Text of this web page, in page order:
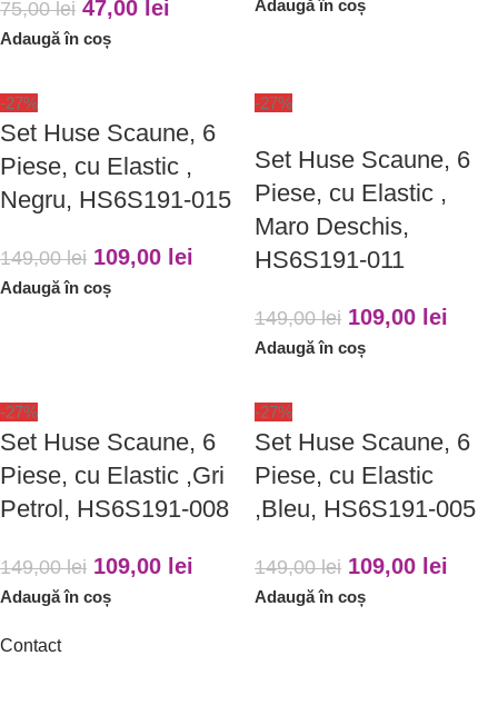
75,00lei 47,00 lei
Adaugă în coș
Adaugă în coș
-27%
Set Huse Scaune, 6
Piese, cu Elastic ,
Negru, HS6S191-015
149,00lei 109,00 lei
Adaugă în coș
-27%
Set Huse Scaune, 6
Piese, cu Elastic ,
Maro Deschis,
HS6S191-011
149,00lei 109,00 lei
Adaugă în coș
-27%
Set Huse Scaune, 6
Piese, cu Elastic ,Gri
Petrol, HS6S191-008
149,00lei 109,00 lei
Adaugă în coș
-27%
Set Huse Scaune, 6
Piese, cu Elastic
,Bleu, HS6S191-005
149,00lei 109,00 lei
Adaugă în coș
Contact